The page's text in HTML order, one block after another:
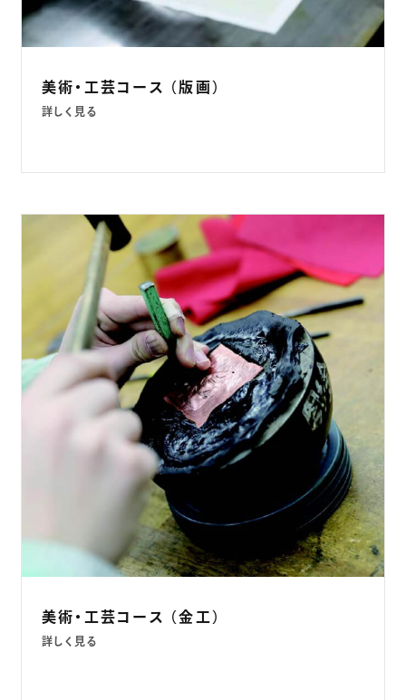
美術・工芸コース （版画）
詳しく見る
美術・工芸コース （金工）
詳しく見る